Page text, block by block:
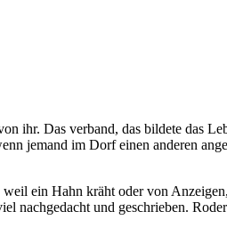
ihr. Das verband, das bildete das
jemand im Dorf einen anderen
ein Hahn kräht oder von
nachgedacht und geschrieben.